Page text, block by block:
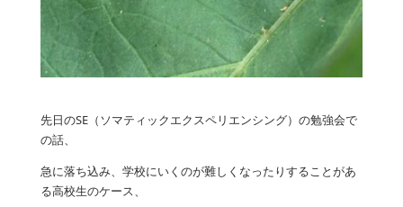
先日のSE（ソマティックエクスペリエンシング）の勉強会で
の話、
急に落ち込み、学校にいくのが難しくなったりすることがあ
る高校生のケース、